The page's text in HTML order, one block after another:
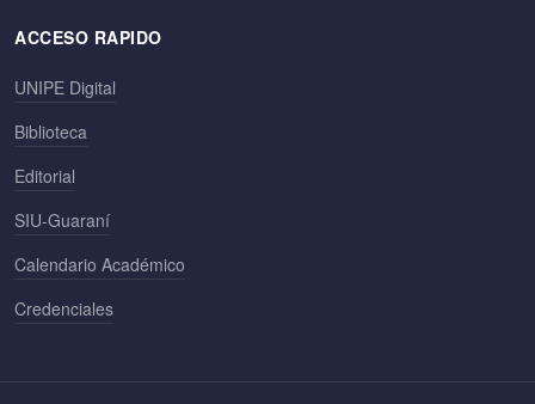
ACCESO RAPIDO
UNIPE Digital
Biblioteca
Editorial
SIU-Guaraní
Calendario Académico
Credenciales